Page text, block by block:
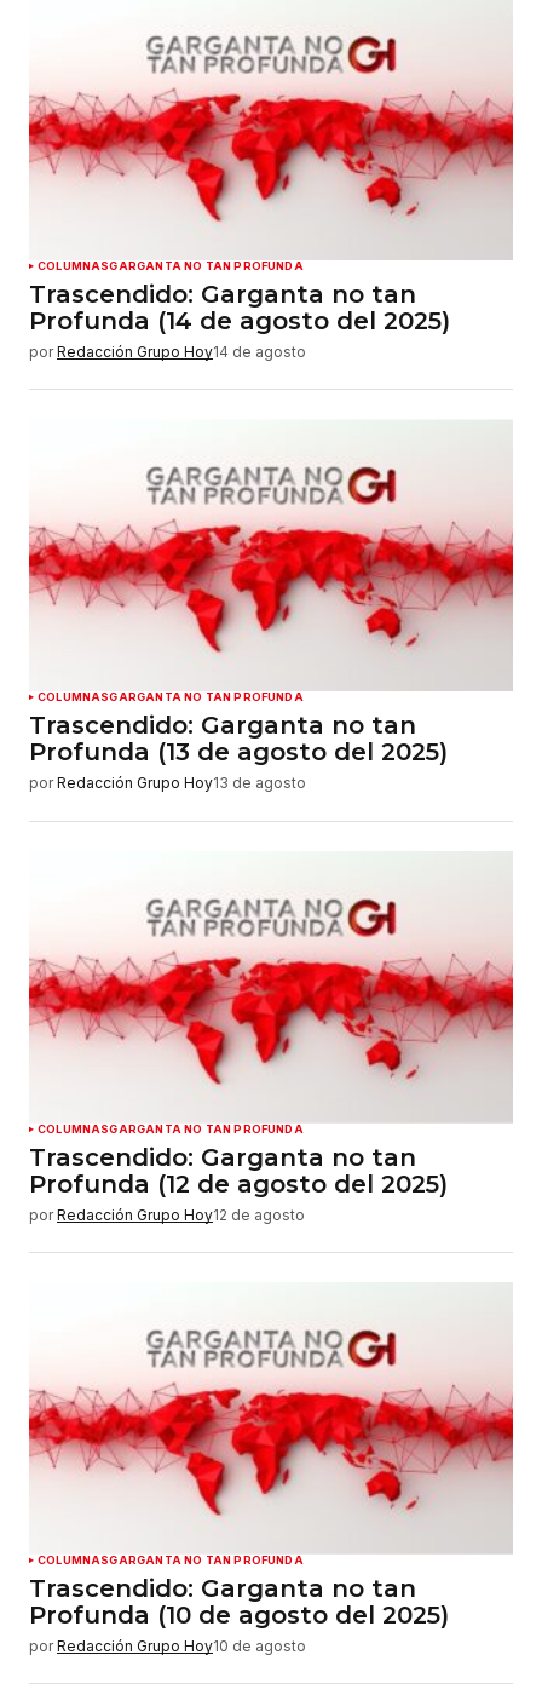
COLUMNASGARGANTA NO TAN PROFUNDA
Trascendido: Garganta no tan
Profunda (14 de agosto del 2025)
por Redacción Grupo Hoy14 de agosto
COLUMNASGARGANTA NO TAN PROFUNDA
Trascendido: Garganta no tan
Profunda (13 de agosto del 2025)
por Redacción Grupo Hoy13 de agosto
COLUMNASGARGANTA NO TAN PROFUNDA
Trascendido: Garganta no tan
Profunda (12 de agosto del 2025)
por Redacción Grupo Hoy12 de agosto
COLUMNASGARGANTA NO TAN PROFUNDA
Trascendido: Garganta no tan
Profunda (10 de agosto del 2025)
por Redacción Grupo Hoy10 de agosto